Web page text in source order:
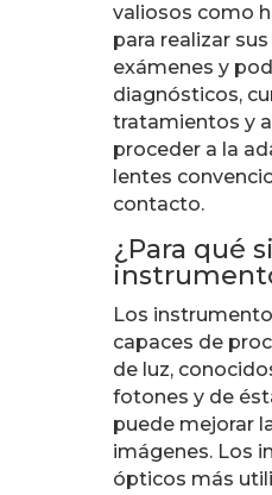
valiosos como
para realizar
exámenes y
diagnósticos,
tratamientos y
proceder a la
lentes
contacto.
¿Para qué
Los
capaces de
de luz,
fotones y de
puede mejorar
imágenes. Los
ópticos más